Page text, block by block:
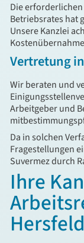
Die
Betriebsrates hat
Unsere Kanzlei
Vertretung
Wir beraten und
Arbeitgeber und
Da in solchen
Fragestellungen
Suvermez durch
Ihre
Hersfeld